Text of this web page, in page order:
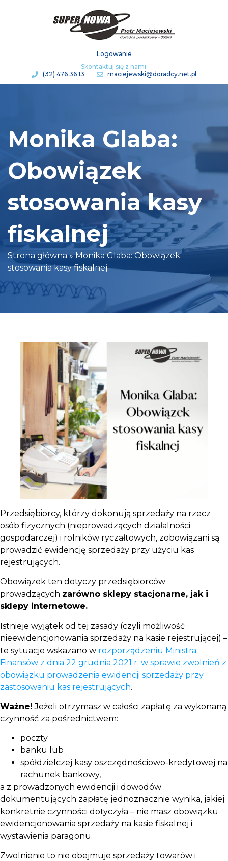
Logowanie
Skontaktuj się z nami:
(32) 476 36 13
maciejewski@doradcy.net.pl
Monika Glaba:
Obowiązek
stosowania kasy
fiskalnej
Strona główna»Monika Glaba: Obowiązek
stosowania kasy fiskalnej
Przedsiębiorcy, którzy dokonują sprzedaży na rzecz
osób fizycznych (nieprowadzących działalności
gospodarczej) i rolników ryczałtowych, zobowiązani są
prowadzić ewidencję sprzedaży przy użyciu kas
rejestrujących.
Obowiązek ten dotyczy przedsiębiorców
prowadzących zarówno sklepy stacjonarne, jak i
sklepy internetowe.
Istnieje wyjątek od tej zasady (czyli możliwość
nieewidencjonowania sprzedaży na kasie rejestrującej) –
te sytuacje wskazano w rozporządzeniu Ministra
Finansów z dnia 22 grudnia 2021 r. w sprawie zwolnień z
obowiązku prowadzenia ewidencji sprzedaży przy
zastosowaniu kas rejestrujących.
Ważne! Jeżeli otrzymasz w całości zapłatę za wykonaną
czynność za pośrednictwem:
poczty
banku lub
spółdzielczej kasy oszczędnościowo-kredytowej na
rachunek bankowy,
a z prowadzonych ewidencji i dowodów
dokumentujących zapłatę jednoznacznie wynika, jakiej
konkretnie czynności dotyczyła – nie masz obowiązku
ewidencjonowania sprzedaży na kasie fiskalnej i
wystawienia paragonu.
Zwolnienie to nie obejmuje sprzedaży towarów i